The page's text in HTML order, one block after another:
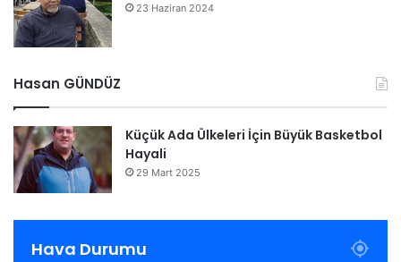
23 Haziran 2024
Hasan GÜNDÜZ
Küçük Ada Ülkeleri İçin Büyük Basketbol
Hayali
29 Mart 2025
Hava Durumu